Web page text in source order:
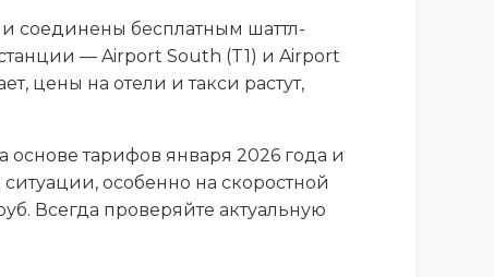
и соединены бесплатным шаттл-
— Airport South (T1) и Airport
цены на отели и такси растут,
основе тарифов января 2026 года и
особенно на скоростной
Всегда проверяйте актуальную